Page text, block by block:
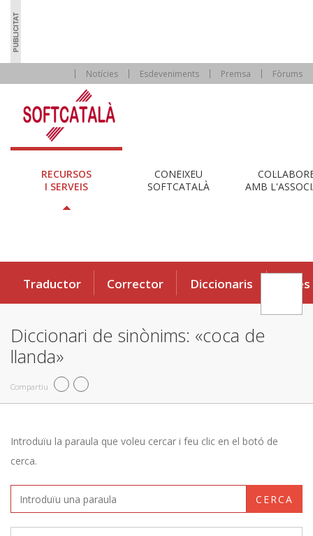
Notícies Esdeveniments Premsa Fòrums
RECURSOS
I SERVEIS
CONEIXEU
SOFTCATALÀ
AMB
Traductor Corrector Diccionaris Eines
Diccionari de sinònims: «coca de
llanda»
Compartiu
Introduïu la paraula que voleu cercar i feu clic en el botó de
cerca.
CERCA